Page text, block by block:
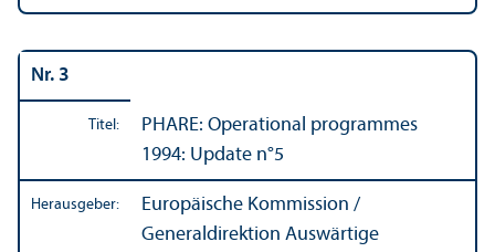
Nr. 3
Titel:
PHARE: Operational programmes
1994: Update n°5
Herausgeber:
Europäische Kommission /
Generaldirektion Auswärtige